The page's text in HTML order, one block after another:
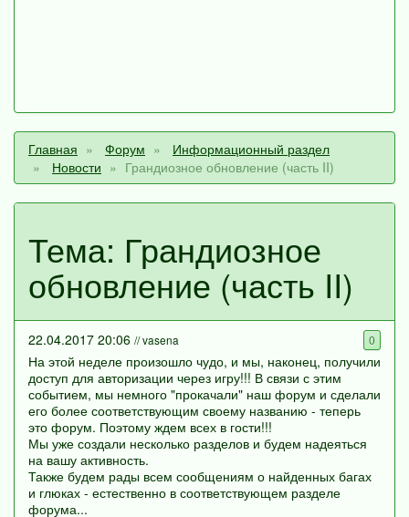
Главная Форум
Информационный раздел
Новости
Грандиозное обновление (часть II)
Тема: Грандиозное
обновление (часть II)
0
22.04.2017 20:06 // vasena
На этой неделе произошло чудо, и мы, наконец, получили
доступ для авторизации через игру!!! В связи с этим
событием, мы немного "прокачали" наш форум и сделали
его более соответствующим своему названию - теперь
это форум. Поэтому ждем всех в гости!!!
Мы уже создали несколько разделов и будем надеяться
на вашу активность.
Также будем рады всем сообщениям о найденных багах
и глюках - естественно в соответствующем разделе
форума...